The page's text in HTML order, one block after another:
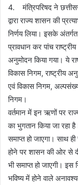
4. मंत्रिपरिषद ने
द्वारा राज्य शासन की
निर्णय लिया। इसके
प्रावधान कर पांच
अनुमोदन किया गया। ये
विकास निगम, राष्ट्रीय
एवं विकास निगम,
निगम।
वर्तमान में इन ऋणों पर
का भुगतान किया जा रहा
समाप्त हो जाएगा। साथ
होने पर शासन की ओर से
भी समाप्त हो जाएगी। इस
भविष्य में होने वाले